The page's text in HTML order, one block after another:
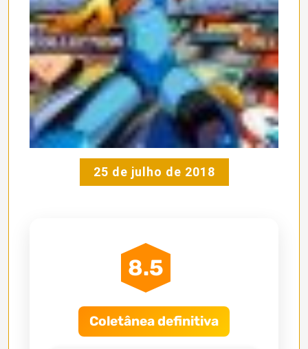
25 de julho de 2018
8.5
Coletânea definitiva